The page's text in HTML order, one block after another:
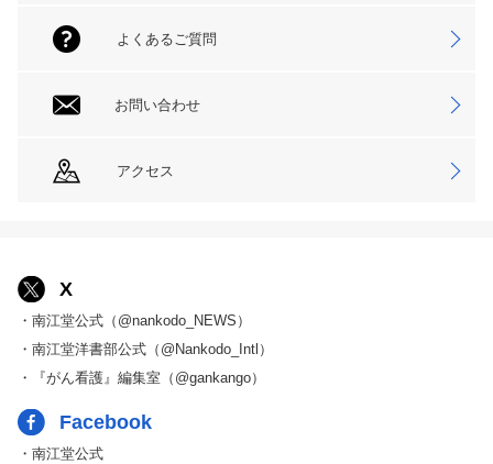
よくあるご質問
お問い合わせ
アクセス
X
・南江堂公式（@nankodo_NEWS）
・南江堂洋書部公式（@Nankodo_Intl）
・『がん看護』編集室（@gankango）
Facebook
・南江堂公式